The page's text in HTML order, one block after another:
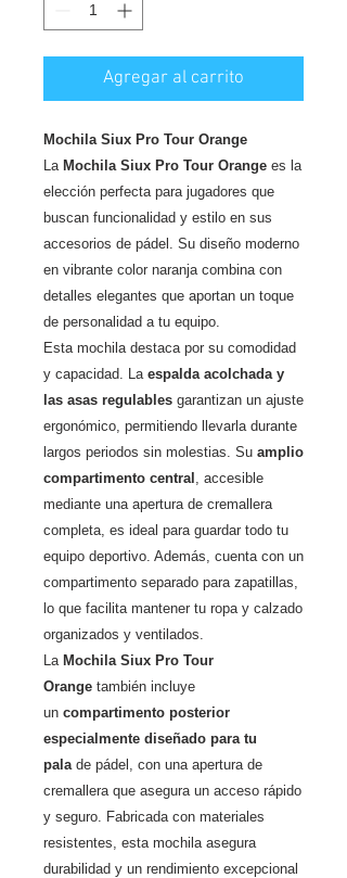
Agregar al carrito
Mochila Siux Pro Tour Orange
La Mochila Siux Pro Tour Orange es la
elección perfecta para jugadores que
buscan funcionalidad y estilo en sus
accesorios de pádel. Su diseño moderno
en vibrante color naranja combina con
detalles elegantes que aportan un toque
de personalidad a tu equipo.
Esta mochila destaca por su comodidad
y capacidad. Laespalda acolchada y
las asas regulables garantizan un ajuste
ergonómico, permitiendo llevarla durante
largos periodos sin molestias. Su amplio
compartimento central , accesible
mediante una apertura de cremallera
completa, es ideal para guardar todo tu
equipo deportivo. Además, cuenta con un
compartimento separado para zapatillas,
lo que facilita mantener tu ropa y calzado
organizados y ventilados.
La Mochila Siux Pro Tour
Orange también incluye
un compartimento posterior
especialmente diseñado para tu
pala de pádel, con una apertura de
cremallera que asegura un acceso rápido
y seguro. Fabricada con materiales
resistentes, esta mochila asegura
durabilidad y un rendimiento excepcional